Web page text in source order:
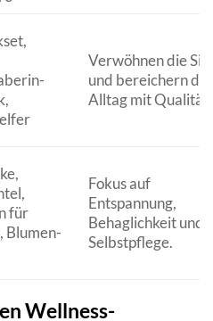
Verwöhnen die
und bereichern
Alltag mit Qualität.
für
Blumen-
Fokus auf
Entspannung,
Behaglichkeit und
Selbstpflege.
Wellness-